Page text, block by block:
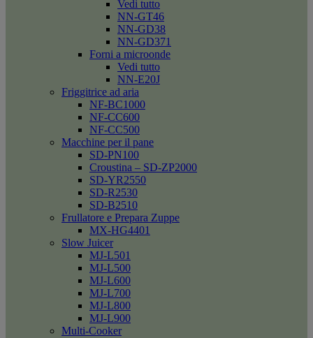
Vedi tutto
NN-GT46
NN-GD38
NN-GD371
Forni a microonde
Vedi tutto
NN-E20J
Friggitrice ad aria
NF-BC1000
NF-CC600
NF-CC500
Macchine per il pane
SD-PN100
Croustina – SD-ZP2000
SD-YR2550
SD-R2530
SD-B2510
Frullatore e Prepara Zuppe
MX-HG4401
Slow Juicer
MJ-L501
MJ-L500
MJ-L600
MJ-L700
MJ-L800
MJ-L900
Multi-Cooker